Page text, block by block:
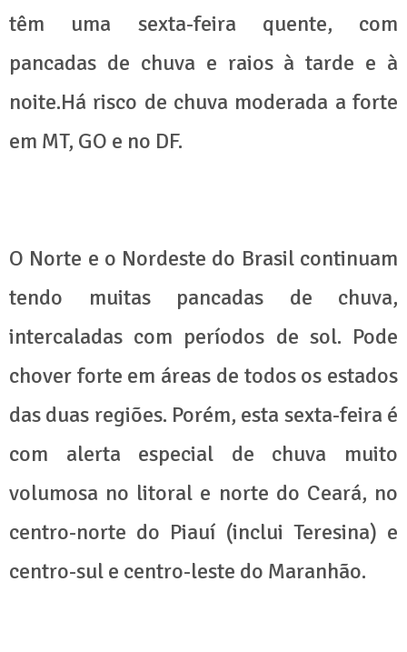
têm uma sexta-feira quente, com
pancadas de chuva e raios à tarde e à
noite.Há risco de chuva moderada a forte
em MT, GO e no DF.
O Norte e o Nordeste do Brasil continuam
tendo muitas pancadas de chuva,
intercaladas com períodos de sol. Pode
chover forte em áreas de todos os estados
das duas regiões. Porém, esta sexta-feira é
com alerta especial de chuva muito
volumosa no litoral e norte do Ceará, no
centro-norte do Piauí (inclui Teresina) e
centro-sul e centro-leste do Maranhão.